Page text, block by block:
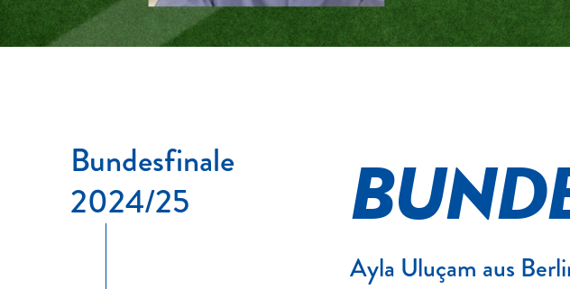
Bundesfinale
2024/25
Ayla Uluçam aus